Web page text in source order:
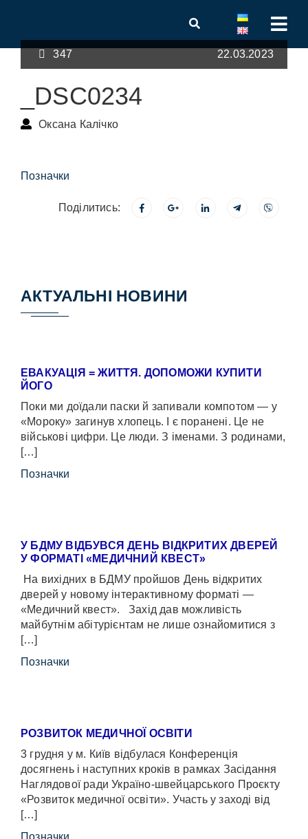
347 22.03.2023
_DSC0234
Оксана Калічко
Позначки
Поділитись:
АКТУАЛЬНІ НОВИНИ
ЕВАКУАЦІЯ = ЖИТТЯ. ДОПОМОЖИ КУПИТИ
ЙОГО
Поки ми доїдали паски й запивали компотом — у
«Мороку» загинув хлопець. І є поранені. Це не
військові цифри. Це люди. З іменами. З родинами,
[…]
Позначки
У БДМУ ВІДБУВСЯ ДЕНЬ ВІДКРИТИХ ДВЕРЕЙ
У ФОРМАТІ «МЕДИЧНИЙ КВЕСТ»
На вихідних в БДМУ пройшов День відкритих
дверей у новому інтерактивному форматі —
«Медичний квест». Захід дав можливість
майбутнім абітурієнтам не лише ознайомитися з
[…]
Позначки
РОЗВИТОК МЕДИЧНОЇ ОСВІТИ
3 грудня у м. Київ відбулася Конференція
досягнень і наступних кроків в рамках Засідання
Наглядової ради Україно-швейцарського Проєкту
«Розвиток медичної освіти». Участь у заході від
[…]
Позначки